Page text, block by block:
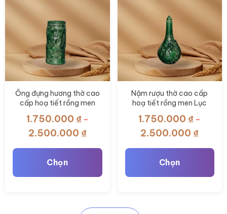
Ống đựng hương thờ cao
cấp hoạ tiết rồng men
1.750.000 ₫ –
2.500.000 ₫Khoảng
đến
Chọn
Nậm rượu thờ cao cấp
hoạ tiết rồng men Lục
1.750.000 ₫ –
2.500.000 ₫
đến
Chọn